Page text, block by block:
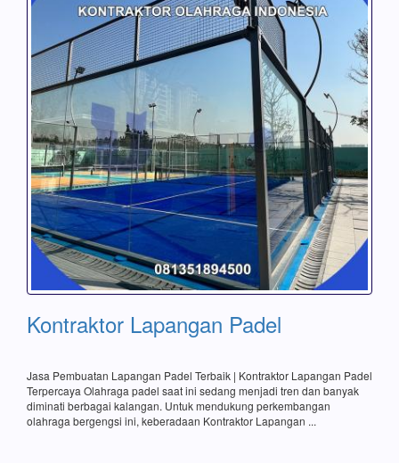
Kontraktor Lapangan Padel
Jasa Pembuatan Lapangan Padel Terbaik | Kontraktor Lapangan Padel
Terpercaya Olahraga padel saat ini sedang menjadi tren dan banyak
diminati berbagai kalangan. Untuk mendukung perkembangan
olahraga bergengsi ini, keberadaan Kontraktor Lapangan ...